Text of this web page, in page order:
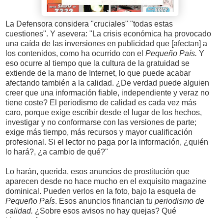
La Defensora considera "cruciales" "todas estas
cuestiones". Y asevera: "La crisis económica ha provocado
una caída de las inversiones en publicidad que [afectan] a
los contenidos, como ha ocurrido con el Pequeño País. Y
eso ocurre al tiempo que la cultura de la gratuidad se
extiende de la mano de Internet, lo que puede acabar
afectando también a la calidad. ¿De verdad puede alguien
creer que una información fiable, independiente y veraz no
tiene coste? El periodismo de calidad es cada vez más
caro, porque exige escribir desde el lugar de los hechos,
investigar y no conformarse con las versiones de parte;
exige más tiempo, más recursos y mayor cualificación
profesional. Si el lector no paga por la información, ¿quién
lo hará?, ¿a cambio de qué?"
Lo harán, querida, esos anuncios de prostitución que
aparecen desde no hace mucho en el exquisito magazine
dominical. Pueden verlos en la foto, bajo la esquela de
Pequeño País. Esos anuncios financian tu periodismo de
calidad. ¿Sobre esos avisos no hay quejas? Qué